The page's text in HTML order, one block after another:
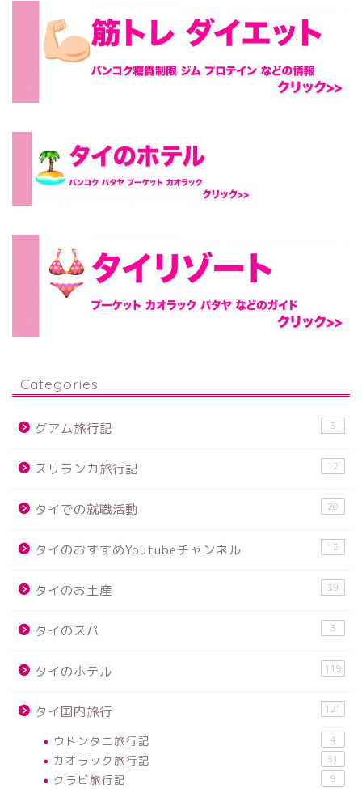
Categories
グアム旅行記 3
スリランカ旅行記 12
タイでの就職活動 20
タイのおすすめYoutubeチャンネル 12
タイのお土産 39
タイのスパ 3
タイのホテル 119
タイ国内旅行 121
ウドンタニ旅行記 4
カオラック旅行記 31
クラビ旅行記 9